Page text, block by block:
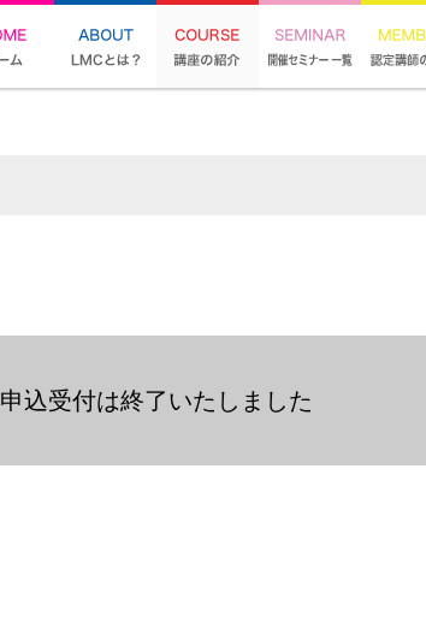
申込受付は終了いたしました